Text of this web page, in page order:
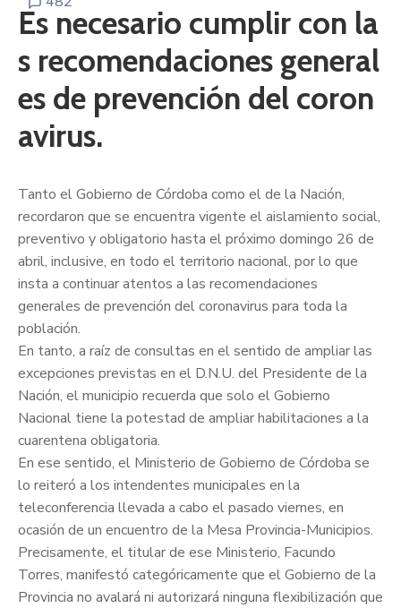
Es necesario cumplir con la
s recomendaciones general
es de prevención del coron
avirus.
Tanto el Gobierno de Córdoba como el de la Nación,
recordaron que se encuentra vigente el aislamiento social,
preventivo y obligatorio hasta el próximo domingo 26 de
abril, inclusive, en todo el territorio nacional, por lo que
insta a continuar atentos a las recomendaciones
generales de prevención del coronavirus para toda la
población.
En tanto, a raíz de consultas en el sentido de ampliarlas
excepciones previstas en el D.N.U. del Presidente de la
Nación, el municipio recuerda que solo el Gobierno
Nacional tiene la potestad de ampliar habilitaciones a la
cuarentena obligatoria.
En ese sentido, el Ministerio de Gobierno de Córdoba se
lo reiteró a los intendentes municipales en la
teleconferencia llevada a cabo el pasado viernes, en
ocasión de un encuentro de la Mesa Provincia-Municipios.
Precisamente, el titular de ese Ministerio, Facundo
Torres, manifestó categóricamente que el Gobierno de la
Provincia no avalará ni autorizará ninguna flexibilización que